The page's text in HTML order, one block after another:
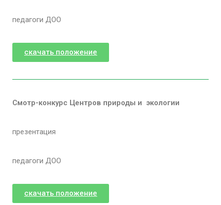
педагоги ДОО
скачать положение
Смотр-конкурс Центров природы и экологии
презентация
педагоги ДОО
скачать положение